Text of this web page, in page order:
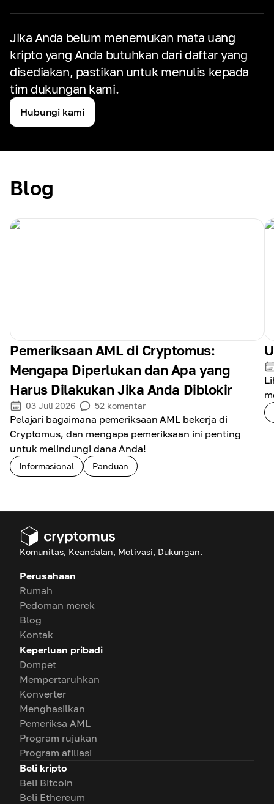
Jika Anda belum menemukan mata uang
kripto yang Anda butuhkan dari daftar yang
disediakan, pastikan untuk menulis kepada
tim dukungan kami.
Hubungi kami
Blog
Pemeriksaan AML di Cryptomus:
Mengapa Diperlukan dan Apa yang
Harus Dilakukan Jika Anda Diblokir
03 Juli 2026 52 komentar
Pelajari bagaimana pemeriksaan AML bekerja di
Cryptomus, dan mengapa pemeriksaan ini penting
untuk melindungi dana Anda!
Informasional Panduan
Komunitas, Keandalan, Motivasi, Dukungan.
Perusahaan
Rumah
Pedoman merek
Blog
Kontak
Keperluan pribadi
Dompet
Mempertaruhkan
Konverter
Menghasilkan
Pemeriksa AML
Program rujukan
Program afiliasi
Beli kripto
Beli Bitcoin
Beli Ethereum